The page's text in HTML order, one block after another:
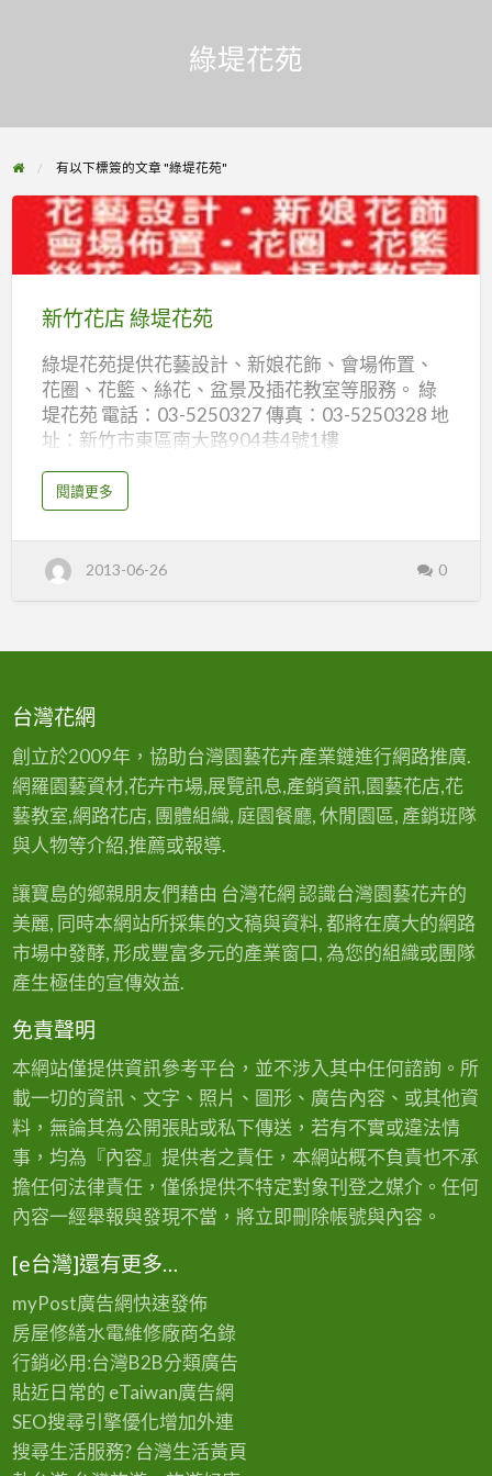
綠堤花苑
有以下標簽的文章 "綠堤花苑"
竹
新竹花店 綠堤花苑
綠堤花苑提供花藝設計、新娘花飾、會場佈置、
花圈、花籃、絲花、盆景及插花教室等服務。 綠
堤花苑 電話：03-5250327 傳真：03-5250328 地
址：新竹市東區南大路904巷4號1樓
閱讀更多
o
t
竹
苑
2013-06-26 0
台灣花網
創立於2009年，協助台灣園藝花卉產業鏈進行網路推廣.
網羅園藝資材,花卉市場,展覽訊息,產銷資訊,園藝花店,花
藝教室,網路花店, 團體組織, 庭園餐廳, 休閒園區, 產銷班隊
與人物等介紹,推薦或報導.
讓寶島的鄉親朋友們藉由 台灣花網 認識台灣園藝花卉的
美麗, 同時本網站所採集的文稿與資料, 都將在廣大的網路
市場中發酵, 形成豐富多元的產業窗口, 為您的組織或團隊
產生極佳的宣傳效益.
免責聲明
本網站僅提供資訊參考平台，並不涉入其中任何諮詢。所
載一切的資訊、文字、照片、圖形、廣告內容、或其他資
料，無論其為公開張貼或私下傳送，若有不實或違法情
事，均為『內容』提供者之責任，本網站概不負責也不承
擔任何法律責任，僅係提供不特定對象刊登之媒介。任何
內容一經舉報與發現不當，將立即刪除帳號與內容。
[e台灣]還有更多…
myPost廣告網快速發佈
房屋修繕水電維修廠商名錄
行銷必用:台灣B2B分類廣告
貼近日常的 eTaiwan廣告網
SEO搜尋引擎優化增加外連
搜尋生活服務? 台灣生活黃頁